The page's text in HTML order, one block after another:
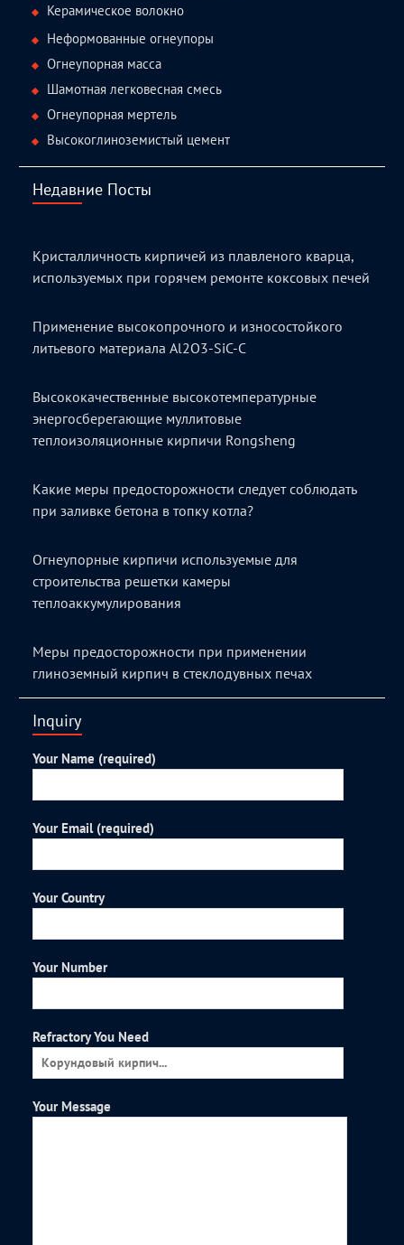
Керамическое волокно
Неформованные огнеупоры
Огнеупорная масса
Шамотная легковесная смесь
Огнеупорная мертель
Высокоглиноземистый цемент
Недавние Посты
Кристалличность кирпичей из плавленого кварца,
используемых при горячем ремонте коксовых печей
Применение высокопрочного и износостойкого
литьевого материала Al2O3-SiC-C
Высококачественные высокотемпературные
энергосберегающие муллитовые
теплоизоляционные кирпичи Rongsheng
Какие меры предосторожности следует соблюдать
при заливке бетона в топку котла?
Огнеупорные кирпичи используемые для
строительства решетки камеры
теплоаккумулирования
Меры предосторожности при применении
глиноземный кирпич в стеклодувных печах
Inquiry
Your Name (required)
Your Email (required)
Your Country
Your Number
Refractory You Need
Your Message